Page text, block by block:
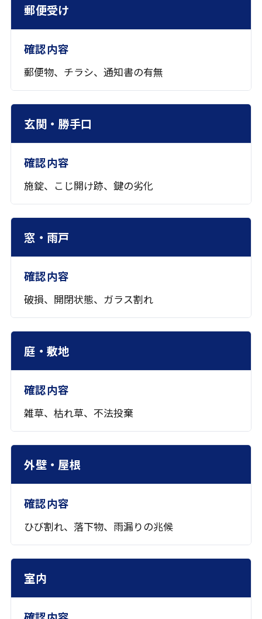
場所 確認内容
郵便受け
郵便物、チラシ、通知書の有無
玄関・勝手口
施錠、こじ開け跡、鍵の劣化
窓・雨戸
破損、開閉状態、ガラス割れ
庭・敷地
雑草、枯れ草、不法投棄
外壁・屋根
ひび割れ、落下物、雨漏りの兆候
室内